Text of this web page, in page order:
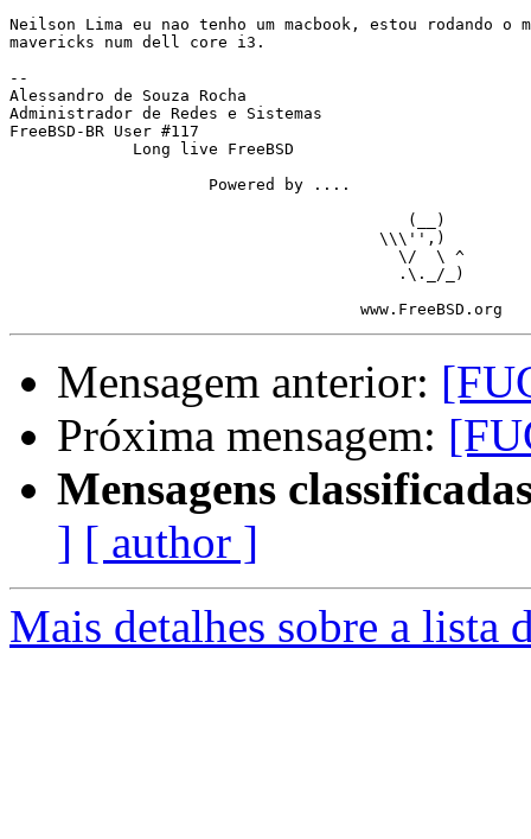
Neilson Lima eu nao tenho um macbook, estou rodando o
mavericks num dell core i3.
--
Alessandro de Souza Rocha
Administrador de Redes e Sistemas
FreeBSD-BR User #117
             Long live FreeBSD
                     Powered by ....
                                          (__)
                                       \\\'',)
                                         \/  \ ^
                                         .\._/_)
Mensagem anterior:
Próxima mensagem:
Mensagens
] [ author ]
Mais detalhes sobre a lista